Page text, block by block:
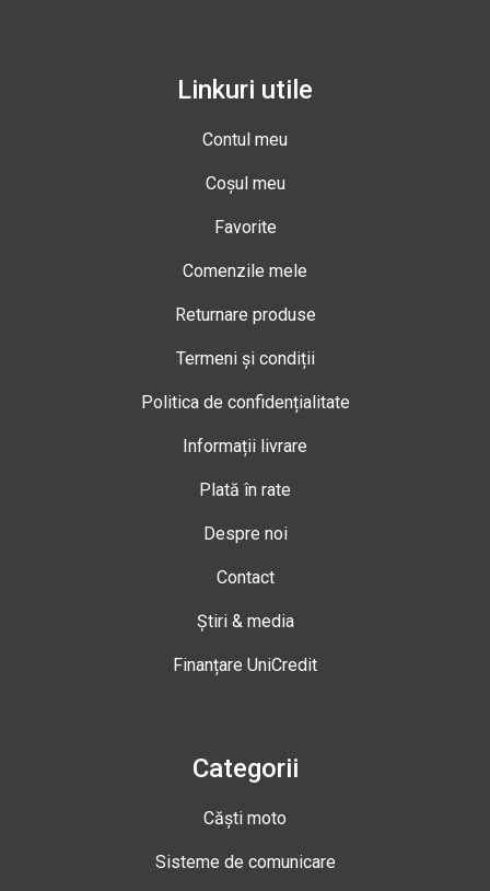
Linkuri utile
Contul meu
Coșul meu
Favorite
Comenzile mele
Returnare produse
Termeni și condiții
Politica de confidențialitate
Informații livrare
Plată în rate
Despre noi
Contact
Știri & media
Finanțare UniCredit
Categorii
Căști moto
Sisteme de comunicare